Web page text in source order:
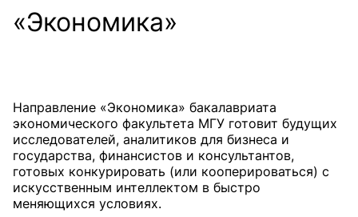
«Экономика»
Направление «Экономика» бакалавриата
экономического факультета МГУ готовит будущих
исследователей, аналитиков для бизнеса и
государства, финансистов и консультантов,
готовых конкурировать (или кооперироваться) с
искусственным интеллектом в быстро
меняющихся условиях.